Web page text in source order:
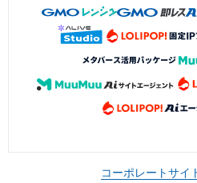
コーポレートサイ